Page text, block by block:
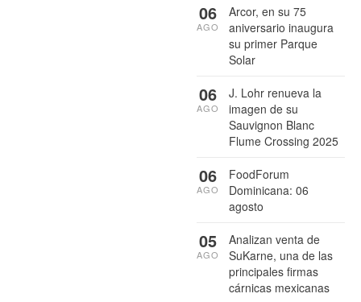
Arcor, en su 75
aniversario inaugura
su primer Parque
Solar
06
AGO
J. Lohr renueva la
imagen de su
Sauvignon Blanc
Flume Crossing 2025
06
AGO
FoodForum
Dominicana: 06
agosto
06
AGO
Analizan venta de
SuKarne, una de las
principales firmas
cárnicas mexicanas
05
AGO